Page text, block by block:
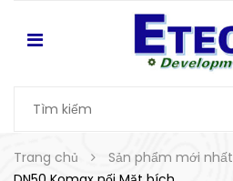
Trang chủ Sản phẩm mới nhất